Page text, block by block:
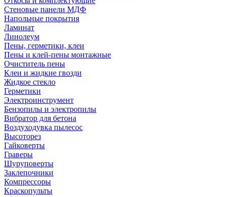
Стеновые панели МДФ
Напольные покрытия
Ламинат
Линолеум
Пены, герметики, клеи
Пены и клей-пены монтажные
Очиститель пены
Клеи и жидкие гвозди
Жидкое стекло
Герметики
Электроинструмент
Бензопилы и электропилы
Вибратор для бетона
Воздуходувка пылесос
Высоторез
Гайковерты
Граверы
Шуруповерты
Заклепочники
Компрессоры
Краскопульты